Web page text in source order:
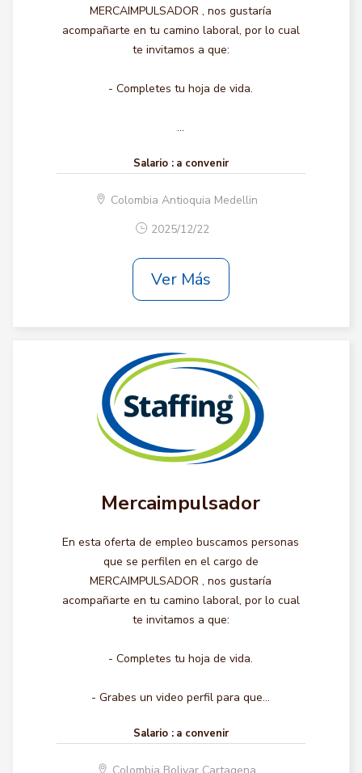
MERCAIMPULSADOR , nos gustaría
acompañarte en tu camino laboral, por lo cual
te invitamos a que:
- Completes tu hoja de vida.
...
Salario : a convenir
Colombia Antioquia Medellin
2025/12/22
Ver Más
Mercaimpulsador
En esta oferta de empleo buscamos personas
que se perfilen en el cargo de
MERCAIMPULSADOR , nos gustaría
acompañarte en tu camino laboral, por lo cual
te invitamos a que:
- Completes tu hoja de vida.
- Grabes un video perfil para que...
Salario : a convenir